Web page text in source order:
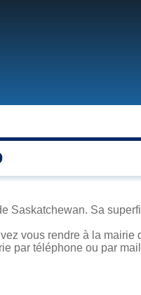
Saskatchewan. Sa
vous rendre à la
par téléphone ou par